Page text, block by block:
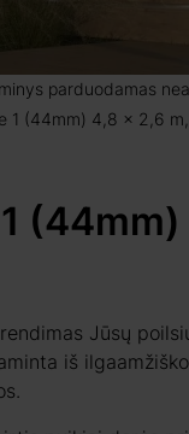
parduodamas
1 (44mm) 4,8 x 2,6 m,
Jūsų
iš